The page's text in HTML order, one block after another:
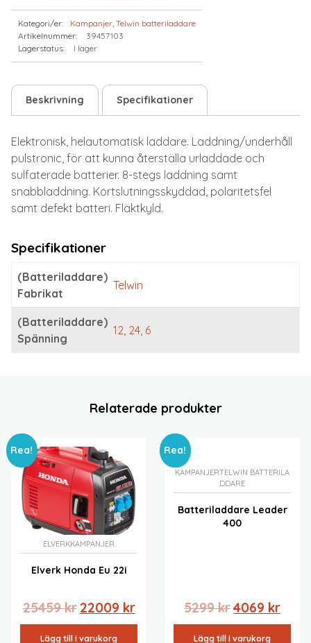
6569 kr.
5049 kr.
50
mängd
Kategori/er: Kampanjer Telwin batteriladdare
Artikelnummer:
39457103
Lagerstatus:
I lager
Beskrivning Specifikationer
Elektronisk, helautomatisk laddare. Laddning/underhåll
pulstronic, för att kunna återställa urladdade och
sulfaterade batterier. 8-stegs laddning samt
snabbladdning. Kortslutningsskyddad, polaritetsfel
samt defekt batteri. Fläktkyld.
Specifikationer
(Batteriladdare)
Fabrikat
Telwin
(Batteriladdare)
Spänning
12, 24, 6
Relaterade produkter
Rea!
ELVERKKAMPANJER
Elverk Honda Eu 22i
25459kr Det
ursprungliga
priset
22009 krDet
nuvarande
Lägg till i varukorg
Rea!
KAMPANJERTELWIN BATTERILA
DDARE
Batteriladdare Leader
400
5299kr Det
ursprungliga
priset
4069 krDet
Lägg till i varukorg